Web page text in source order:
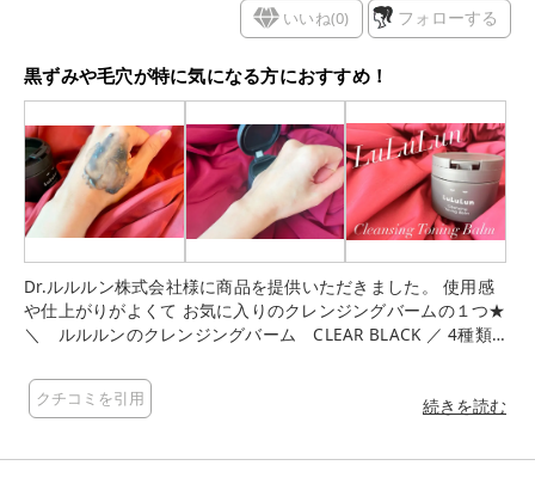
いいね(0) フォローする
黒ずみや毛穴が特に気になる方におすすめ！
Dr.ルルルン株式会社様に商品を提供いただきました。 使用感
や仕上がりがよくて お気に入りのクレンジングバームの１つ★
＼ ルルルンのクレンジングバーム CLEAR BLACK ／ 4種類出
なる方向けなのが CLEAR BLACK。 夏にリニューアルしたんだ
そう！！ 炭＊1、W酵素＊2で、ベタつく皮脂や 毛穴の黒ずみ
とすだけでなく、毛穴目立ちが気になる肌を、 つるっとなめら
クチコミを引用 続きを読む